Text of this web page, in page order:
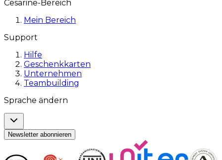
Cesarine-Bereich
Mein Bereich
Support
Hilfe
Geschenkkarten
Unternehmen
Teambuilding
Sprache ändern
Newsletter abonnieren